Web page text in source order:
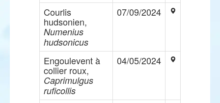
Courlis
hudsonien,
Numenius
hudsonicus
07/09/2024
Engoulevent à
collier roux,
Caprimulgus
ruficollis
04/05/2024